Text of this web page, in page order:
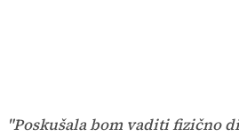
"Poskušala bom vaditi fizično